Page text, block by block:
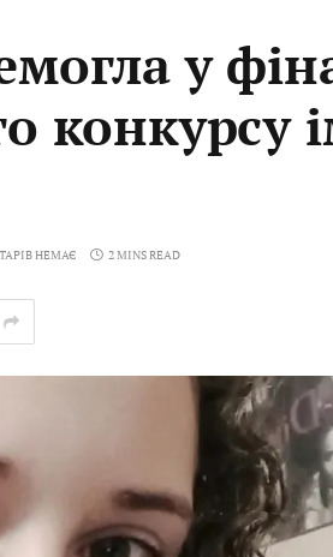
у
конкурсу
НЕМАЄ 2 MINS READ